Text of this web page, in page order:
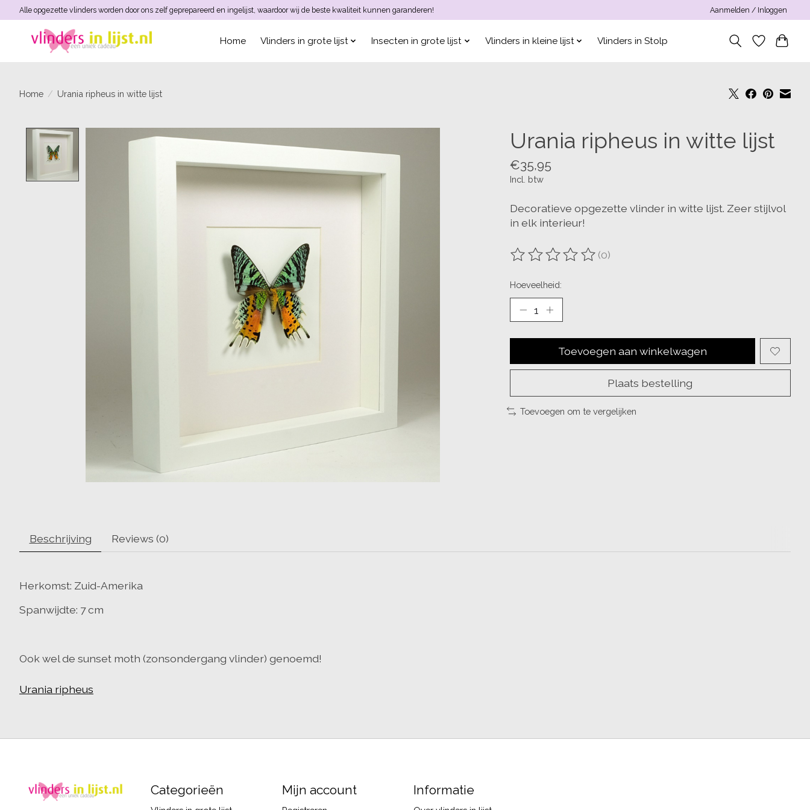
Alle opgezette vlinders worden door ons zelf geprepareerd en ingelijst, waardoor wij de beste kwaliteit kunnen garanderen! Aanmelden / Inloggen
Home Vlinders in grote lijst Insecten in grote lijst Vlinders in kleine lijst Vlinders in Stolp
Home / Urania ripheus in witte lijst
Product image slideshow Items Urania ripheus in witte lijst
€35,95
Incl. btw
Decoratieve opgezette vlinder in witte lijst. Zeer stijlvol
in elk interieur!
De beoordeling van dit product is
(0)
Hoeveelheid:
Toevoegen aan winkelwagen
Plaats bestelling
Toevoegen om te vergelijken
Beschrijving Reviews (0)
Herkomst: Zuid-Amerika
Spanwijdte: 7 cm
Ook wel de sunset moth (zonsondergang vlinder) genoemd!
Urania ripheus
Categorieën Mijn account Informatie